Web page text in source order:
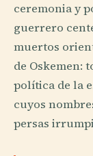
ceremonia y
guerrero
muertos
de Oskemen:
política de la
cuyos
persas